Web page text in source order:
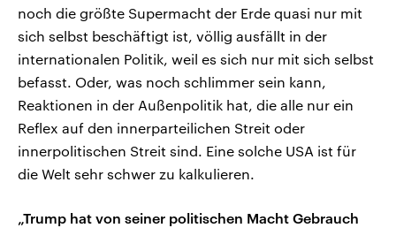
noch die größte Supermacht der Erde quasi nur mit
sich selbst beschäftigt ist, völlig ausfällt in der
internationalen Politik, weil es sich nur mit sich selbst
befasst. Oder, was noch schlimmer sein kann,
Reaktionen in der Außenpolitik hat, die alle nur ein
Reflex auf den innerparteilichen Streit oder
innerpolitischen Streit sind. Eine solche USA ist für
die Welt sehr schwer zu kalkulieren.
„Trump hat von seiner politischen Macht Gebrauch